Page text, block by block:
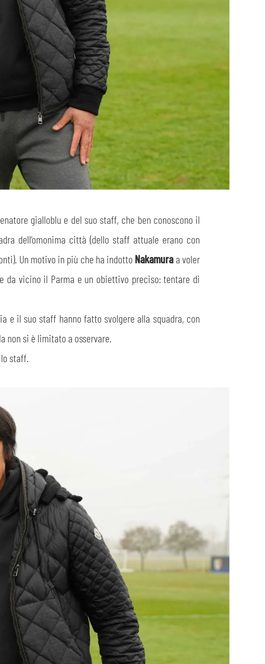
gialloblu e del suo staff, che ben conoscono il
dell’omonima città (dello staff attuale erano con
Un motivo in più che ha indotto Nakamuraa voler
da vicino il Parma e un obiettivo preciso: tentare di
e il suo staff hanno fatto svolgere alla squadra, con
non si è limitato a osservare.
staff.
sempre abilitati